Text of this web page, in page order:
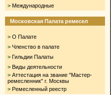
> Международные
Московская Палата ремесел
> О Палате
> Членство в палате
> Гильдии Палаты
> Виды деятельности
> Аттестация на звание "Мастер-
ремесленник" г. Москвы
> Ремесленный реестр